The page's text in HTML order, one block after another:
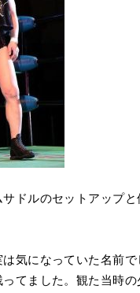
ドルのセットアップ
気になっていた名前
てました。観た当時